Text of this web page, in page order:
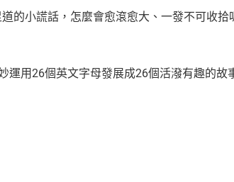
的小謊話，怎麼會愈滾愈大、一發不可收
運用26個英文字母發展成26個活潑有趣的